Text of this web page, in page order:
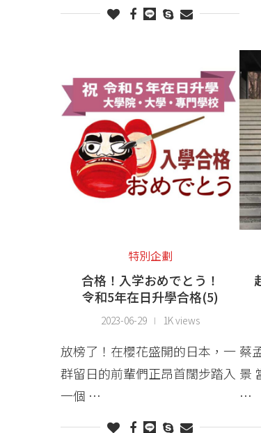
特別企劃
合格！入学おめでとう！
令和5年在日升學合格(5)
2023-06-29 1K views
放榜了！在櫻花盛開的日本，一
群留日的前輩們正昂首闊步踏入
一個 …
蔡
景
…